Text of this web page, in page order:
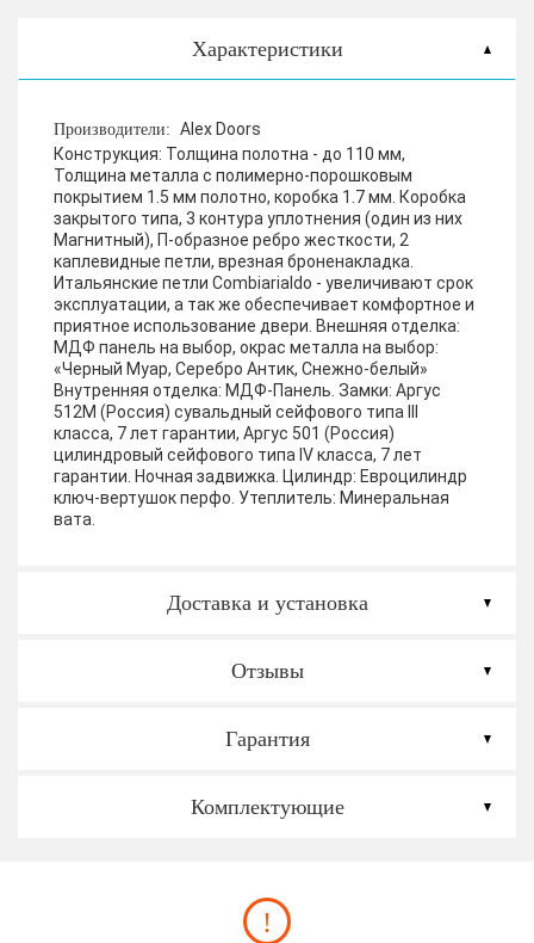
Характеристики
Производители: Alex Doors
Конструкция: Толщина полотна - до 110 мм,
Толщина металла с полимерно-порошковым
покрытием 1.5 мм полотно, коробка 1.7 мм. Коробка
закрытого типа, 3 контура уплотнения (один из них
Магнитный), П-образное ребро жесткости, 2
каплевидные петли, врезная броненакладка.
Итальянские петли Combiarialdo - увеличивают срок
эксплуатации, а так же обеспечивает комфортное и
приятное использование двери. Внешняя отделка:
МДФ панель на выбор, окрас металла на выбор:
«Черный Муар, Серебро Антик, Снежно-белый»
Внутренняя отделка: МДФ-Панель. Замки: Аргус
512М (Россия) сувальдный сейфового типа III
класса, 7 лет гарантии, Аргус 501 (Россия)
цилиндровый сейфового типа IV класса, 7 лет
гарантии. Ночная задвижка. Цилиндр: Евроцилиндр
ключ-вертушок перфо. Утеплитель: Минеральная
вата.
Доставка и установка
Отзывы
Гарантия
Комплектующие